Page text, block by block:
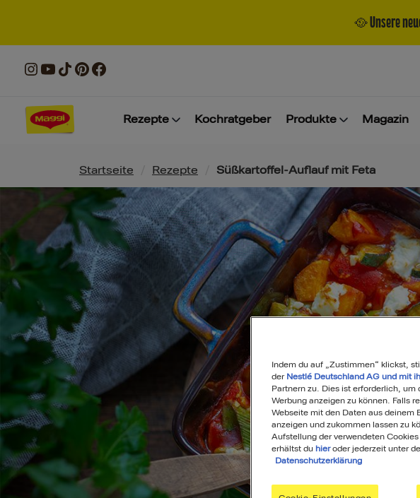
🥘 Unsere
Rezepte Kochratgeber Produkte Magazin
Pfadnavigation
Startseite Rezepte Süßkartoffel-Auflauf mit Feta
Indem du auf „Zustimmen“ klickst,
der Nestlé Deutschland AG und mit
Partnern zu. Dies ist erforderlich, um
Werbung anzeigen zu können. Falls
Webseite mit den Daten aus deinem
anzeigen und zukommen lassen zu
Aufstellung der verwendeten
erhältst du hieroder jederzeit unter
Datenschutzerklärung